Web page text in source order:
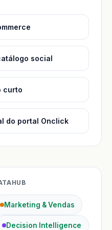
social
curto
do portal Onclick
Marketing & Vendas
Decision Intelligence